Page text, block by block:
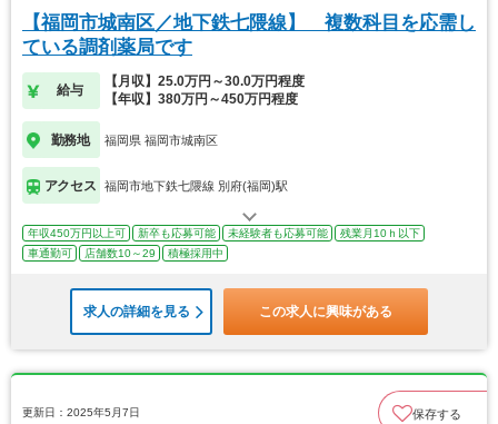
【福岡市城南区／地下鉄七隈線】 複数科目を応需し
ている調剤薬局です
給与
【月収】25.0万円～30.0万円程度
【年収】380万円～450万円程度
勤務地 福岡県 福岡市城南区
アクセス 福岡市地下鉄七隈線 別府(福岡)駅
年収450万円以上可 新卒も応募可能 未経験者も応募可能
残業月10ｈ以下
車通勤可
店舗数10～29 積極採用中
求人の詳細を見る この求人に興味がある
更新日：2025年5月7日 保存する